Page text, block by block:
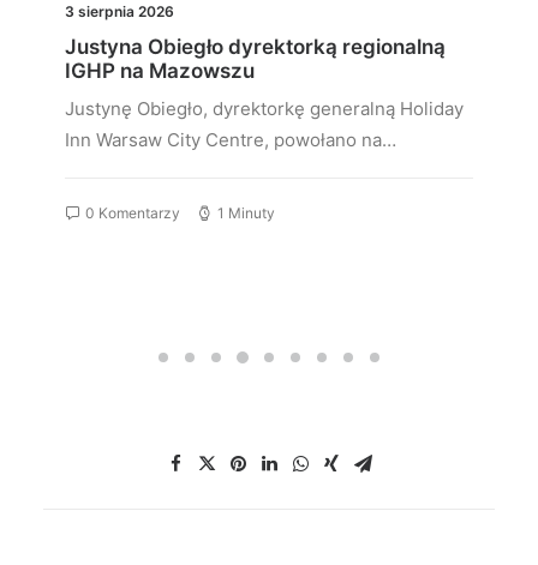
3 sierpnia 2026
Justyna Obiegło dyrektorką regionalną
IGHP na Mazowszu
Justynę Obiegło, dyrektorkę generalną Holiday
Inn Warsaw City Centre, powołano na…
0 Komentarzy 1 Minuty